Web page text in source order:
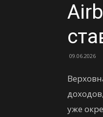
09.06.2026
уже